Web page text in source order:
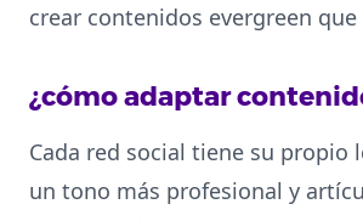
crear contenidos evergreen
¿cómo adaptar
Cada red social tiene su
un tono más profesional y